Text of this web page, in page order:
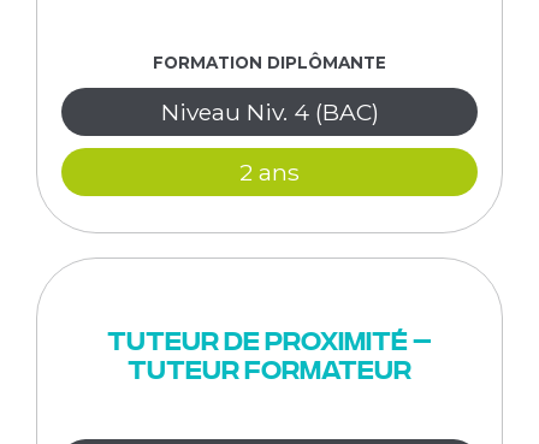
FORMATION DIPLÔMANTE
Niveau Niv. 4 (BAC)
2 ans
Tuteur de proximité –
Tuteur Formateur